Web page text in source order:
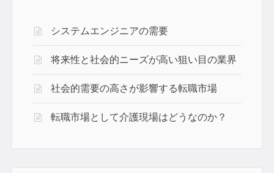
システムエンジニアの需要
将来性と社会的ニーズが高い狙い目の業界
社会的需要の高さが影響する転職市場
転職市場として介護現場はどうなのか？